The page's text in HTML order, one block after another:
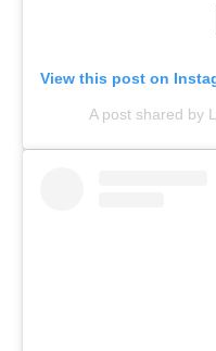
View this post on
A post shared by